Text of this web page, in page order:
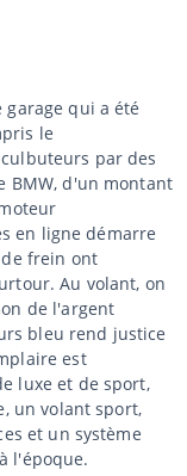
garage qui a été
le
par des
BMW, d'un montant
en ligne démarre
frein ont
Au volant, on
de l'argent
bleu rend justice
est
luxe et de sport,
un volant sport,
et un système
l'époque.